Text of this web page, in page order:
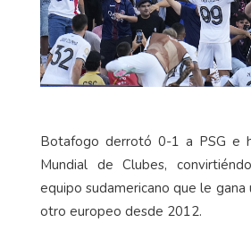
Botafogo derrotó 0-1 a PSG e
Mundial de Clubes,
equipo sudamericano que le gana
otro europeo desde 2012.